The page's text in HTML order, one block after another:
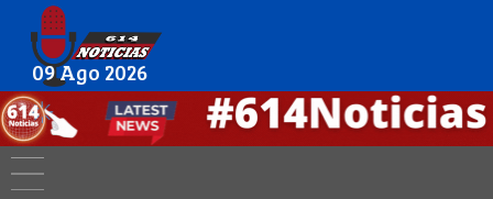
09 Ago 2026